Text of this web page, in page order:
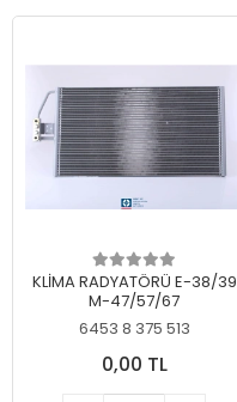
KLİMA RADYATÖRÜ E-38/39
M-47/57/67
6453 8 375 513
0,00 TL